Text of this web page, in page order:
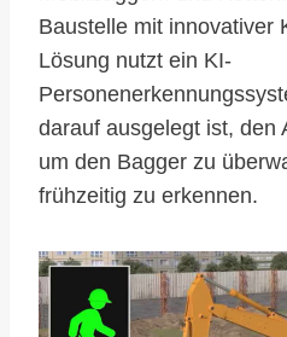
Baustelle mit innovativer
Lösung nutzt ein KI-
darauf ausgelegt ist, den
um den Bagger zu
frühzeitig zu erkennen.